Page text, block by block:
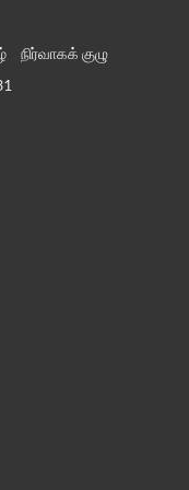
நிர்வாகக் குழு